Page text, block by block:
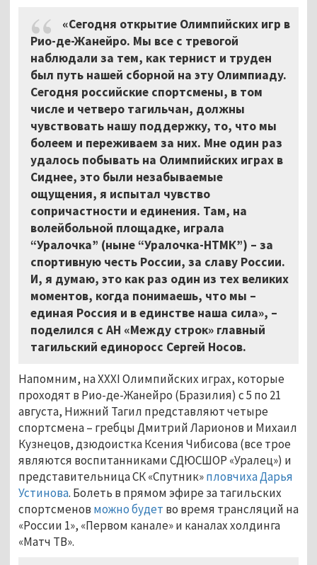
«Сегодня открытие Олимпийских игр в
Рио-де-Жанейро. Мы все с тревогой
наблюдали за тем, как тернист и труден
был путь нашей сборной на эту Олимпиаду.
Сегодня российские спортсмены, в том
числе и четверо тагильчан, должны
чувствовать нашу поддержку, то, что мы
болеем и переживаем за них. Мне один раз
удалось побывать на Олимпийских играх в
Сиднее, это были незабываемые
ощущения, я испытал чувство
сопричастности и единения. Там, на
волейбольной площадке, играла
“Уралочка” (ныне “Уралочка-НТМК”) – за
спортивную честь России, за славу России.
И, я думаю, это как раз один из тех великих
моментов, когда понимаешь, что мы –
единая Россия и в единстве наша сила», –
поделился с АН «Между строк» главный
тагильский единоросс Сергей Носов.
Напомним, на XXXI Олимпийских играх, которые
проходят в Рио-де-Жанейро (Бразилия) с 5 по 21
августа, Нижний Тагил представляют четыре
спортсмена – гребцы Дмитрий Ларионов и Михаил
Кузнецов, дзюдоистка Ксения Чибисова (все трое
являются воспитанниками СДЮСШОР «Уралец») и
представительница СК «Спутник»пловчиха Дарья
Устинова. Болеть в прямом эфире за тагильских
спортсменов можно будет во время трансляций на
«России 1», «Первом канале» и каналах холдинга
«Матч ТВ».